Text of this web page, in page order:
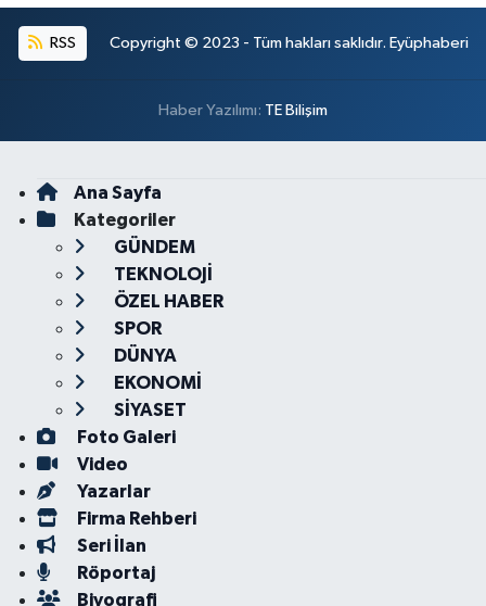
RSS Copyright © 2023 - Tüm hakları saklıdır. Eyüphaberi
Haber Yazılımı: TE Bilişim
Ana Sayfa
Kategoriler
GÜNDEM
TEKNOLOJİ
ÖZEL HABER
SPOR
DÜNYA
EKONOMİ
SİYASET
Foto Galeri
Video
Yazarlar
Firma Rehberi
Seri İlan
Röportaj
Biyografi